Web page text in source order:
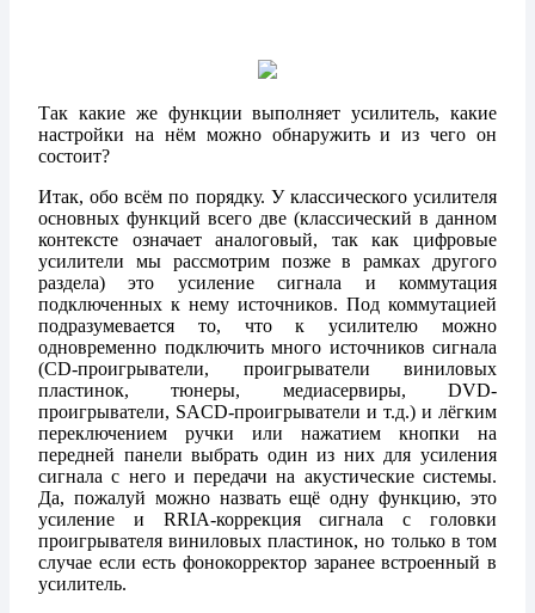
Так какие же функции выполняет усилитель, какие
настройки на нём можно обнаружить и из чего он
состоит?
Итак, обо всём по порядку. У классического усилителя
основных функций всего две (классический в данном
контексте означает аналоговый, так как цифровые
усилители мы рассмотрим позже в рамках другого
раздела) это усиление сигнала и коммутация
подключенных к нему источников. Под коммутацией
подразумевается то, что к усилителю можно
одновременно подключить много источников сигнала
(CD-проигрыватели, проигрыватели виниловых
пластинок, тюнеры, медиасервиры, DVD-
проигрыватели, SACD-проигрыватели и т.д.) и лёгким
переключением ручки или нажатием кнопки на
передней панели выбрать один из них для усиления
сигнала с него и передачи на акустические системы.
Да, пожалуй можно назвать ещё одну функцию, это
усиление и RRIA-коррекция сигнала с головки
проигрывателя виниловых пластинок, но только в том
случае если есть фонокорректор заранее встроенный в
усилитель.